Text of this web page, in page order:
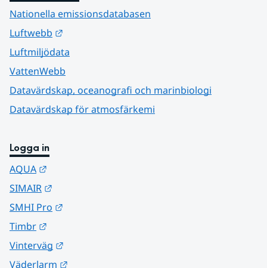
Nationella emissionsdatabasen
Luftwebb
Luftmiljödata
VattenWebb
Datavärdskap, oceanografi och marinbiologi
Datavärdskap för atmosfärkemi
Logga in
AQUA
SIMAIR
SMHI Pro
Timbr
Vinterväg
Väderlarm